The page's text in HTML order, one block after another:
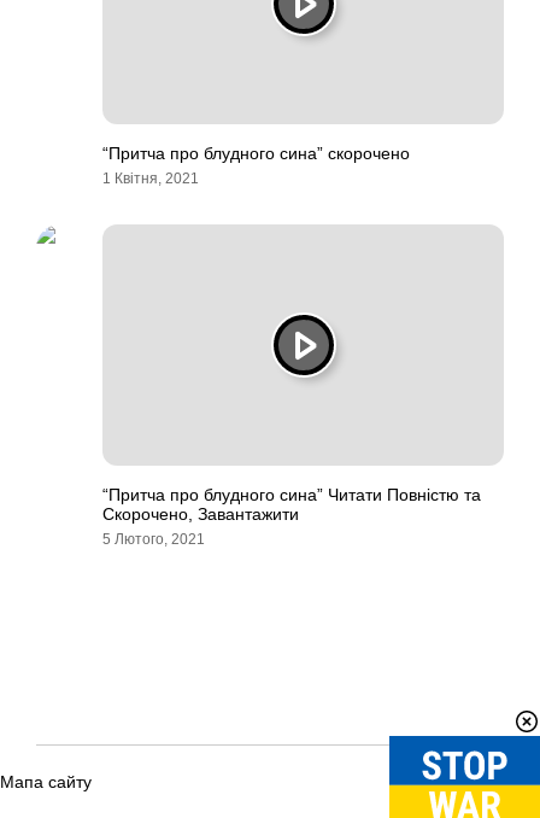
“Притча про блудного сина” скорочено
1 Квітня, 2021
“Притча про блудного сина” Читати Повністю та
Скорочено, Завантажити
5 Лютого, 2021
Мапа сайту